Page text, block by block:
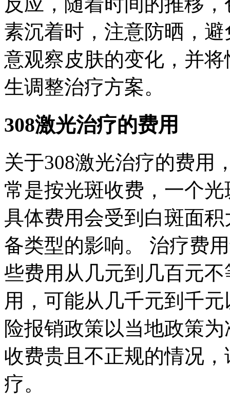
素沉着时，注意防晒，
意观察皮肤的变化，并
生调整治疗方案。
308激光治疗的费用
关于308激光治疗的费用
常是按光斑收费，一个
具体费用会受到白斑面
备类型的影响。 治疗费
些费用从几元到几百元
用，可能从几千元到千
险报销政策以当地政策
收费贵且不正规的情况
疗。